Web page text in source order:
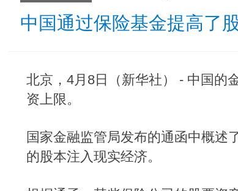
中国通过保险基金提高了
北京，4月8日（新华社） - 中国的
资上限。
国家金融监管局发布的通函中概述
的股本注入现实经济。